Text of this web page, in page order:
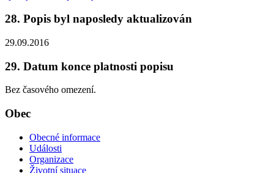
28. Popis byl naposledy aktualizován
29.09.2016
29. Datum konce platnosti popisu
Bez časového omezení.
Obec
Obecné informace
Události
Organizace
Životní situace